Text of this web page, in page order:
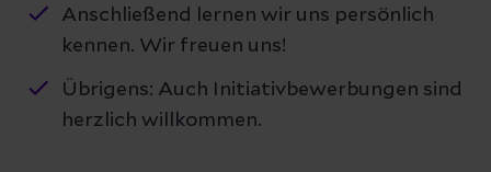
Anschließend lernen wir uns persönlich
kennen. Wir freuen uns!
Übrigens: Auch Initiativbewerbungen sind
herzlich willkommen.